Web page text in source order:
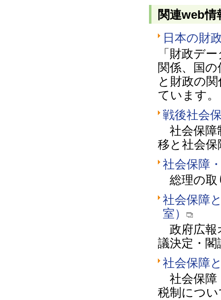
関連web情
日本の財
「財政デ
関係、国
と財政の
ています。
戦後社会
社会保障
移と社会
社会保障
総理の取
社会保障
室）
政府広報
議決定・
社会保障
社会保障
税制につ